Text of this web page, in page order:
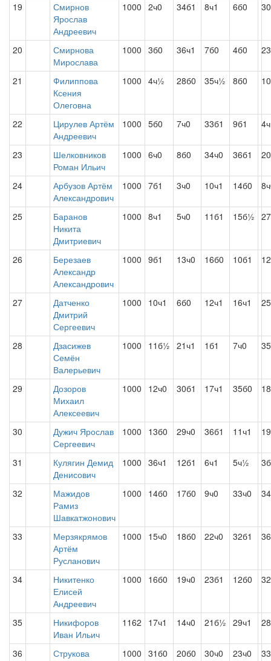
19
Смирнов
Ярослав
Андреевич
1000 2ч0 34б1 8ч1 6б0
20
Смирнова
Мирослава
1000 3б0 36ч1 7б0 4б0
21
Филиппова
Ксения
Олеговна
1000 4ч½ 28б0 35ч½ 8б0
22
Цирулев Артём
Андреевич
1000 5б0 7ч0 33б1 9б1
23
Шелковников
Роман Ильич
1000 6ч0 8б0 34ч0 36б1
24
Арбузов Артём
Александрович
1000 7б1 3ч0 10ч1 14б0
25
Баранов
Никита
Дмитриевич
1000 8ч1 5ч0 11б1 15б½
26
Березаев
Александр
Александрович
1000 9б1 13ч0 16б0 10б1
27
Датченко
Дмитрий
Сергеевич
1000 10ч1 6б0 12ч1 16ч1
28
Дзасижев
Семён
Валерьевич
1000 11б½ 21ч1 1б1 7ч0
29
Дозоров
Михаил
Алексеевич
1000 12ч0 30б1 17ч1 35б0
30
Дужич Ярослав
Сергеевич
1000 13б0 29ч0 36б1 11ч1
31
Кулягин Демид
Денисович
1000 36ч1 12б1 6ч1 5ч½
32
Мажидов
Рамиз
Шавкатжонович
1000 14б0 17б0 9ч0 33ч0
33
Мерзякрямов
Артём
Русланович
1000 15ч0 18б0 22ч0 32б1
34
Никитенко
Елисей
Андреевич
1000 16б0 19ч0 23б1 12б0
35
Никифоров
Иван Ильич
1162 17ч1 14ч0 21б½ 29ч1
36
Струкова
1000 31б0 20б0 30ч0 23ч0